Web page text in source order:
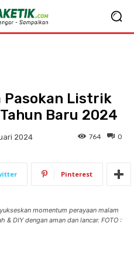
Pasokan Listrik
Baru 2024
2024 0
764
Pinterest
momentum perayaan malam
DIY dengan aman dan lancar. FOTO :